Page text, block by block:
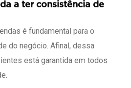
a ter consistência de
é fundamental para o
do negócio. Afinal, dessa
está garantida em todos